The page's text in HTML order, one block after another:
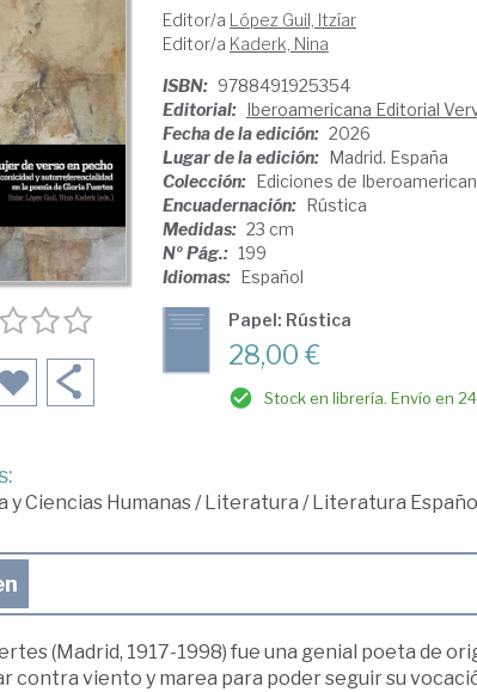
Editor/a López Guil, Itzíar
Editor/a Kaderk, Nina
ISBN: 9788491925354
Editorial: Iberoamericana Editorial
Fecha de la edición: 2026
Lugar de la edición: Madrid. España
Colección: Ediciones de
Encuadernación: Rústica
Medidas: 23 cm
Nº Pág.: 199
Idiomas: Español
Papel: Rústica
28,00 €
Stock en librería. Envío en
y Ciencias Humanas/Literatura /Literatura
(Madrid, 1917-1998) fue una genial poeta de
contra viento y marea para poder seguir su